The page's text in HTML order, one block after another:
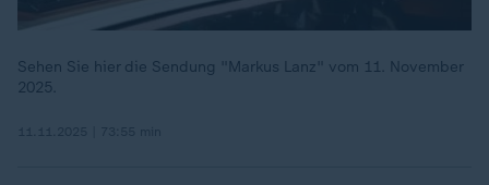
Sehen Sie hier die Sendung "Markus Lanz" vom 11. November
2025.